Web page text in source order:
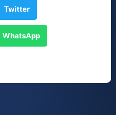
Twitter
WhatsApp